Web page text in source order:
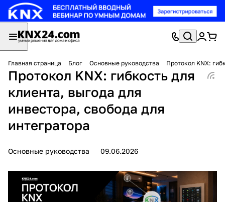
Главная страница Блог Основные руководства Протокол KNX:
Протокол KNX: гибкость для
клиента, выгода для
инвестора, свобода для
интегратора
Основные руководства 09.06.2026